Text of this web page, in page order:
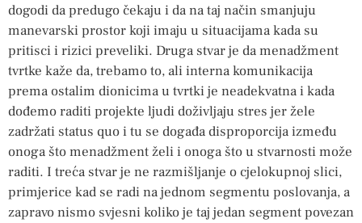
dogodi da predugo čekaju i da na taj način smanjuju
manevarski prostor koji imaju u situacijama kada su
pritisci i rizici preveliki. Druga stvar je da menadžment
tvrtke kaže da, trebamo to, ali interna komunikacija
prema ostalim dionicima u tvrtki je neadekvatna i kada
dođemo raditi projekte ljudi doživljaju stres jer žele
zadržati status quo i tu se događa disproporcija između
onoga što menadžment želi i onoga što u stvarnosti može
raditi. I treća stvar je ne razmišljanje o cjelokupnoj slici,
primjerice kad se radi na jednom segmentu poslovanja, a
zapravo nismo svjesni koliko je taj jedan segment povezan